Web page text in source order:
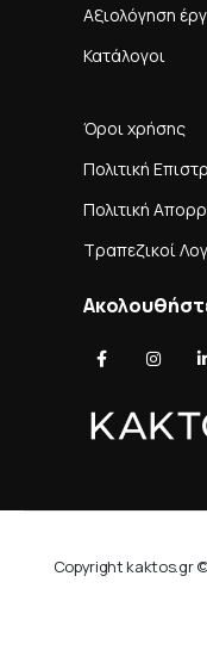
Αξιολόγηση
Κατάλογοι
Όροι χρήσης
Πολιτική
Πολιτική
Τραπεζικοί
Copyright kaktos.gr